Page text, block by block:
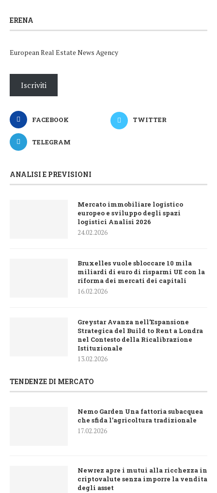
ERENA
European Real Estate News Agency
Iscriviti
FACEBOOK TWITTER
TELEGRAM
ANALISI E PREVISIONI
Mercato immobiliare logistico
europeo e sviluppo degli spazi
logistici Analisi 2026
24.02.2026
Bruxelles vuole sbloccare 10 mila
miliardi di euro di risparmi UE con la
riforma dei mercati dei capitali
16.02.2026
Greystar Avanza nell’Espansione
Strategica del Build to Rent a Londra
nel Contesto della Ricalibrazione
Istituzionale
13.02.2026
TENDENZE DI MERCATO
Nemo Garden Una fattoria subacquea
che sfida l’agricoltura tradizionale
17.02.2026
Newrez apre i mutui alla ricchezza in
criptovalute senza imporre la vendita
degli asset